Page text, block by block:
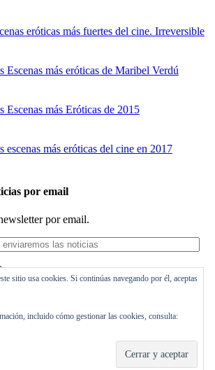
eróticas más fuertes del cine. Irreversible
Escenas más eróticas de Maribel Verdú
Escenas más Eróticas de 2015
escenas más eróticas del cine en 2017
por email
por email.
de televisión, críticas, tráilers, estrenos.
sitio usa cookies. Si continúas navegando por él, aceptas
incluido cómo gestionar las cookies, consulta: